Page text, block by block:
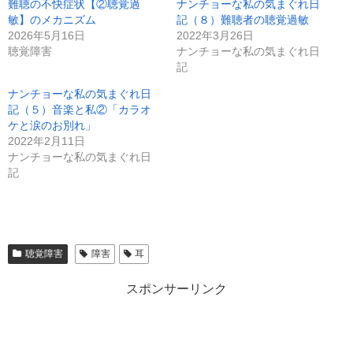
難聴の不快症状【②聴覚過
敏】のメカニズム
2026年5月16日
聴覚障害
ナンチョーな私の気まぐれ日
記（８）難聴者の聴覚過敏
2022年3月26日
ナンチョーな私の気まぐれ日
記
ナンチョーな私の気まぐれ日
記（５）音楽と私②「カラオ
ケと涙のお別れ」
2022年2月11日
ナンチョーな私の気まぐれ日
記
聴覚障害 障害 耳
スポンサーリンク